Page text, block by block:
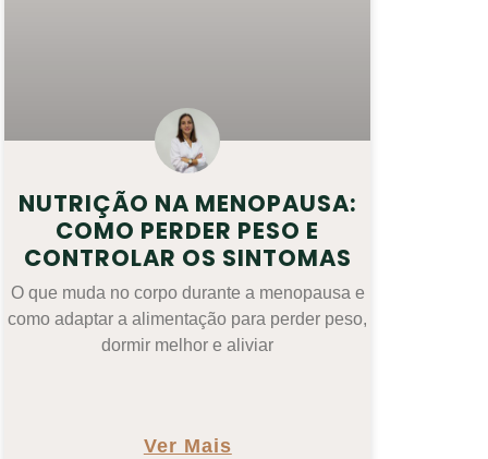
NUTRIÇÃO NA MENOPAUSA:
COMO PERDER PESO E
CONTROLAR OS SINTOMAS
O que muda no corpo durante a menopausa e
como adaptar a alimentação para perder peso,
dormir melhor e aliviar
Ver Mais